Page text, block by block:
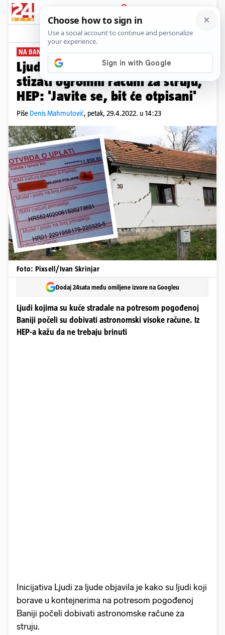
PRIJAVA
News Komentari
NA BANIJI U STRAHU
Ljudima u kontejnerima počeli
stizati ogromni računi za struju,
HEP: 'Javite se, bit će otpisani'
Piše Denis Mahmutović, petak, 29.4.2022. u 14:23
Foto: Pixsell/Ivan Skrinjar
Dodaj 24sata među omiljene izvore na Googleu
Ljudi kojima su kuće stradale na potresom pogođenoj
Baniji počeli su dobivati astronomski visoke račune. Iz
HEP-a kažu da ne trebaju brinuti
Inicijativa Ljudi za ljude objavila je kako su ljudi koji
borave u kontejnerima na potresom pogođenoj
Baniji počeli dobivati astronomske račune za
struju.